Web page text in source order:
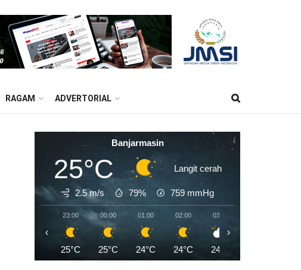
RAGAM ADVERTORIAL
Banjarmasin
25°C Langit cerah
2.5 m/s 79% 759 mmHg
23:00
25°C
00:00
25°C
01:00
24°C
02:00
24°C
03:00
24°C
‹ ›